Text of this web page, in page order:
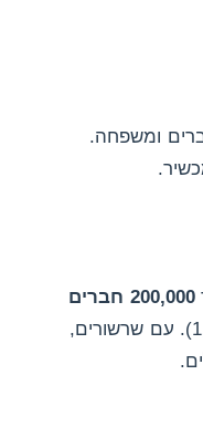
ומשפחה.
200,000 חברים
— הרבה יותר מוואטסאפ (1,024). עם שרשורים,